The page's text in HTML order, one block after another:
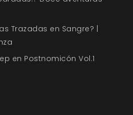
Trazadas en Sangre? |
en Postnomicón Vol.1